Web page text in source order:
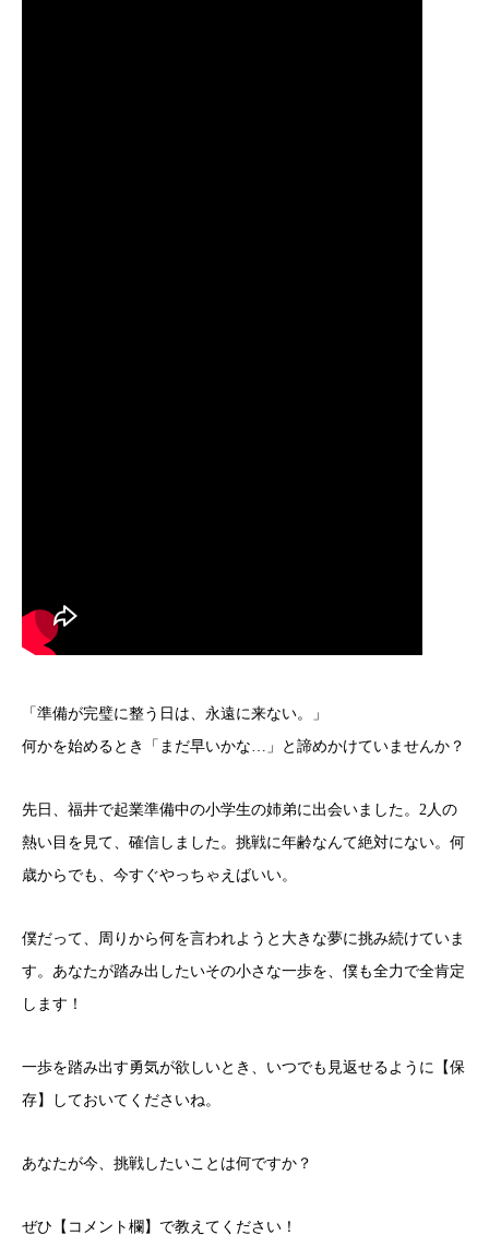
「準備が完璧に整う日は、永遠に来ない。」
何かを始めるとき「まだ早いかな…」と諦めかけていませんか？
先日、福井で起業準備中の小学生の姉弟に出会いました。2人の
熱い目を見て、確信しました。挑戦に年齢なんて絶対にない。何
歳からでも、今すぐやっちゃえばいい。
僕だって、周りから何を言われようと大きな夢に挑み続けていま
す。あなたが踏み出したいその小さな一歩を、僕も全力で全肯定
します！
一歩を踏み出す勇気が欲しいとき、いつでも見返せるように【保
存】しておいてくださいね。
あなたが今、挑戦したいことは何ですか？
ぜひ【コメント欄】で教えてください！